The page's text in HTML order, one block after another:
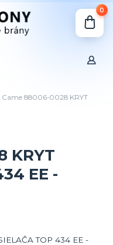
0
Came 88006-0028 KRYT
KRYT
EE -